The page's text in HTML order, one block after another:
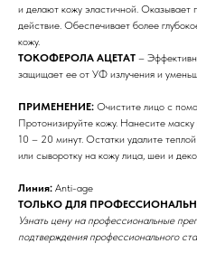
и делают кожу эластичной. Оказывает
действие. Обеспечивает более
кожу.
ТОКОФЕРОЛА АЦЕТАТ –
защищает ее от УФ излучения и
ПРИМЕНЕНИЕ: Очистите лицо с
Протонизируйте кожу. Нанесите
10 – 20 минут. Остатки удалите
или сыворотку на кожу лица, шеи и
Линия: Anti-age
ТОЛЬКО ДЛЯ
Узнать цену на профессиональные
подтверждения профессионального
Бренды
Препараты